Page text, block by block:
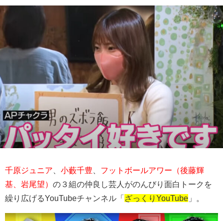
千原ジュニア 小藪千豊
フットボールアワー（後藤輝
基、岩尾望） の３組の仲良し芸人がのんびり面白トークを
繰り広げるYouTubeチャンネル「 ざっくりYouTube 」。